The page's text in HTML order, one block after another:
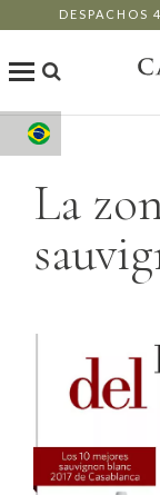
DESPACHOS
Loja Online
Os Nossos
Enoturismo
Restaurantes
Eventos
Mais
La